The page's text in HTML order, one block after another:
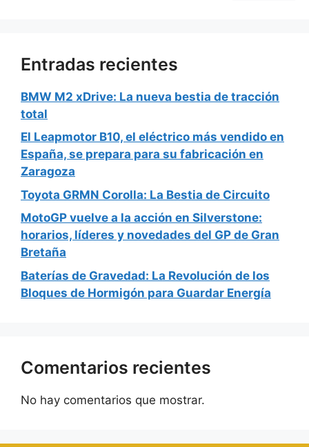
Entradas recientes
BMW M2 xDrive: La nueva bestia de tracción
total
El Leapmotor B10, el eléctrico más vendido en
España, se prepara para su fabricación en
Zaragoza
Toyota GRMN Corolla: La Bestia de Circuito
MotoGP vuelve a la acción en Silverstone:
horarios, líderes y novedades del GP de Gran
Bretaña
Baterías de Gravedad: La Revolución de los
Bloques de Hormigón para Guardar Energía
Comentarios recientes
No hay comentarios que mostrar.